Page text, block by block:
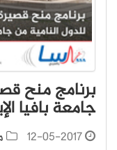
برنامج منح
جامعة بافيا
12-05-2017